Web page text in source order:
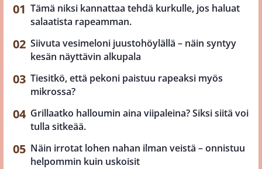
Tämä niksi kannattaa tehdä kurkulle, jos haluat
salaatista rapeamman.
Siivuta vesimeloni juustohöylällä – näin syntyy
kesän näyttävin alkupala
Tiesitkö, että pekoni paistuu rapeaksi myös
mikrossa?
Grillaatko halloumin aina viipaleina? Siksi siitä voi
tulla sitkeää.
Näin irrotat lohen nahan ilman veistä – onnistuu
helpommin kuin uskoisit